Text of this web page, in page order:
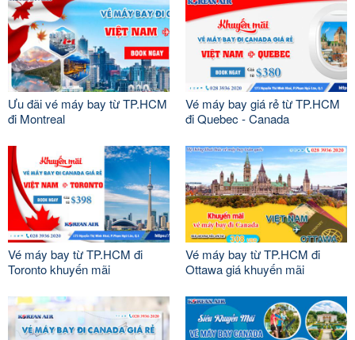
Ưu đãi vé máy bay từ TP.HCM
đi Montreal
Vé máy bay giá rẻ từ TP.HCM
đi Quebec - Canada
Vé máy bay từ TP.HCM đi
Toronto khuyến mãi
Vé máy bay từ TP.HCM đi
Ottawa giá khuyến mãi